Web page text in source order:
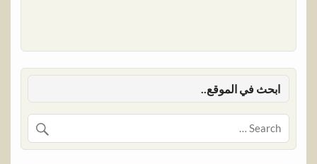
ابحث في الموقع..